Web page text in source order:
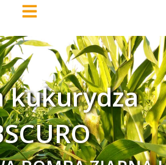
kukurydza